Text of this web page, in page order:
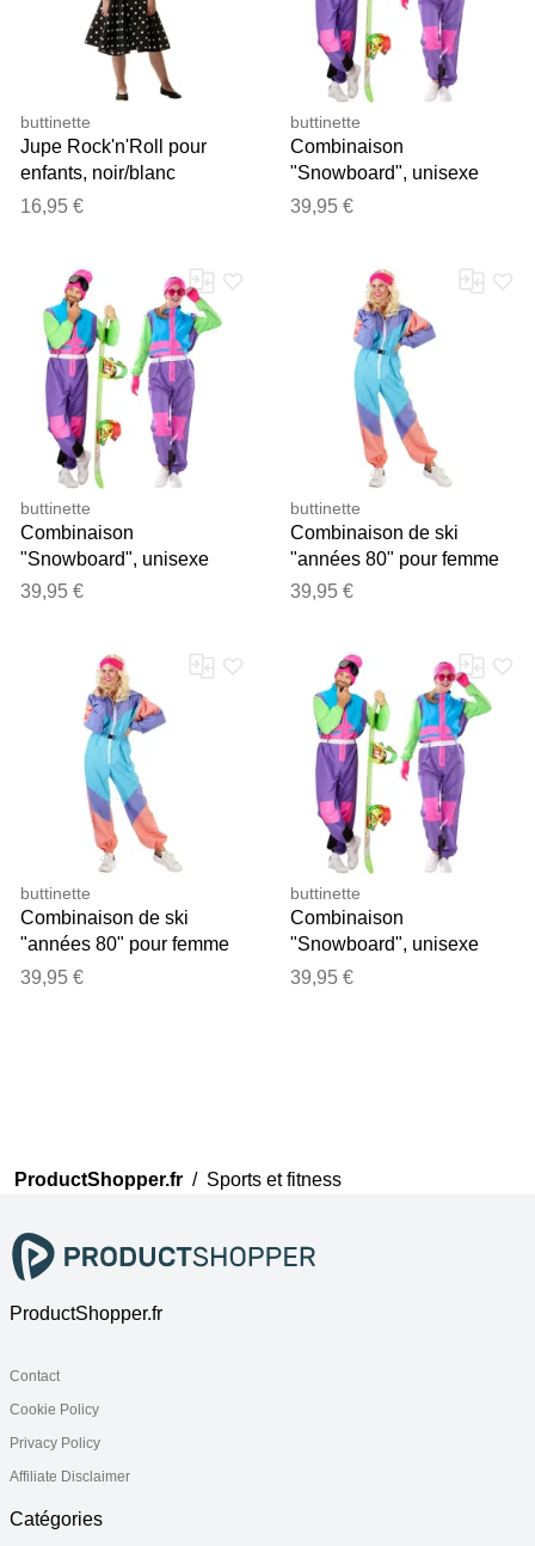
buttinette
Jupe Rock'n'Roll pour
enfants, noir/blanc
16,95 €
buttinette
Combinaison
"Snowboard", unisexe
39,95 €
buttinette
Combinaison
"Snowboard", unisexe
39,95 €
buttinette
Combinaison de ski
"années 80" pour femme
39,95 €
buttinette
Combinaison de ski
"années 80" pour femme
39,95 €
buttinette
Combinaison
"Snowboard", unisexe
39,95 €
Merci pour votre avis
Notre équipe va maintenant
examiner vos commentaires
avant de les publier.
ProductShopper.fr / Sports et fitness
ProductShopper.fr
Contact
Cookie Policy
Privacy Policy
Affiliate Disclaimer
Catégories